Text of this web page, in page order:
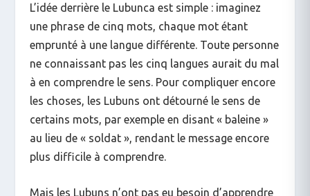
L’idée derrière le Lubunca est simple : imaginez
une phrase de cinq mots, chaque mot étant
emprunté à une langue différente. Toute personne
ne connaissant pas les cinq langues aurait du mal
à en comprendre le sens. Pour compliquer encore
les choses, les Lubuns ont détourné le sens de
certains mots, par exemple en disant « baleine »
au lieu de « soldat », rendant le message encore
plus difficile à comprendre.
Mais les Lubuns n’ont pas eu besoin d’apprendre